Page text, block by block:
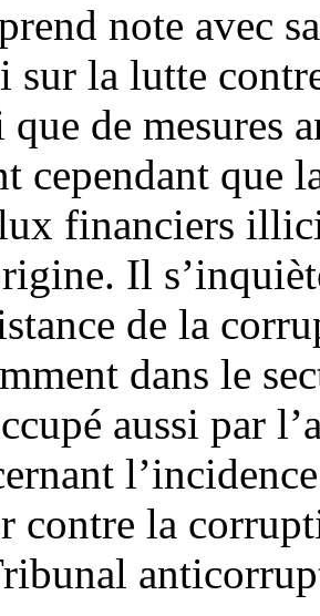
note avec
sur la lutte
que de mesures
cependant que
financiers
Il
de la
dans le
aussi par
contre la